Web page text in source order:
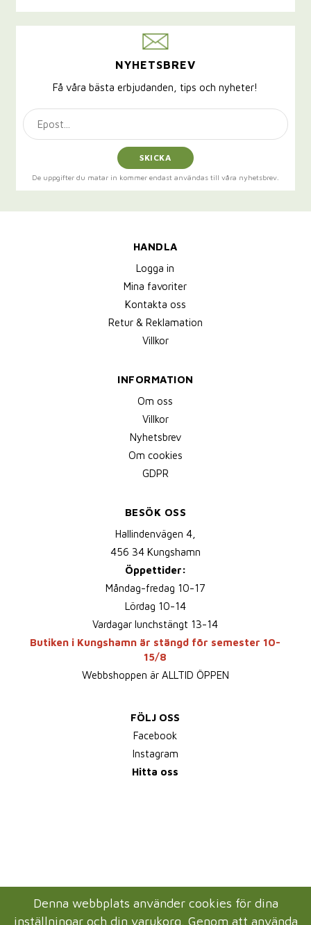
NYHETSBREV
Få våra bästa erbjudanden, tips och nyheter!
SKICKA
De uppgifter du matar in kommer endast användas till våra nyhetsbrev.
HANDLA
Logga in
Mina favoriter
Kontakta oss
Retur & Reklamation
Villkor
INFORMATION
Om oss
Villkor
Nyhetsbrev
Om cookies
GDPR
BESÖK OSS
Hallindenvägen 4,
456 34 Kungshamn
Öppettider:
Måndag-fredag 10-17
Lördag 10-14
Vardagar lunchstängt 13-14
Butiken i Kungshamn är stängd för semester 10-
15/8
Webbshoppen är ALLTID ÖPPEN
FÖLJ OSS
Facebook
Instagram
Hitta oss
Denna webbplats använder cookies för dina
inställningar och din varukorg. Genom att använda